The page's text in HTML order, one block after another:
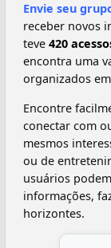
Envie seu
receber novos
teve 420
encontra uma
organizados
Encontre
conectar com
mesmos
ou de
usuários
informações,
horizontes.